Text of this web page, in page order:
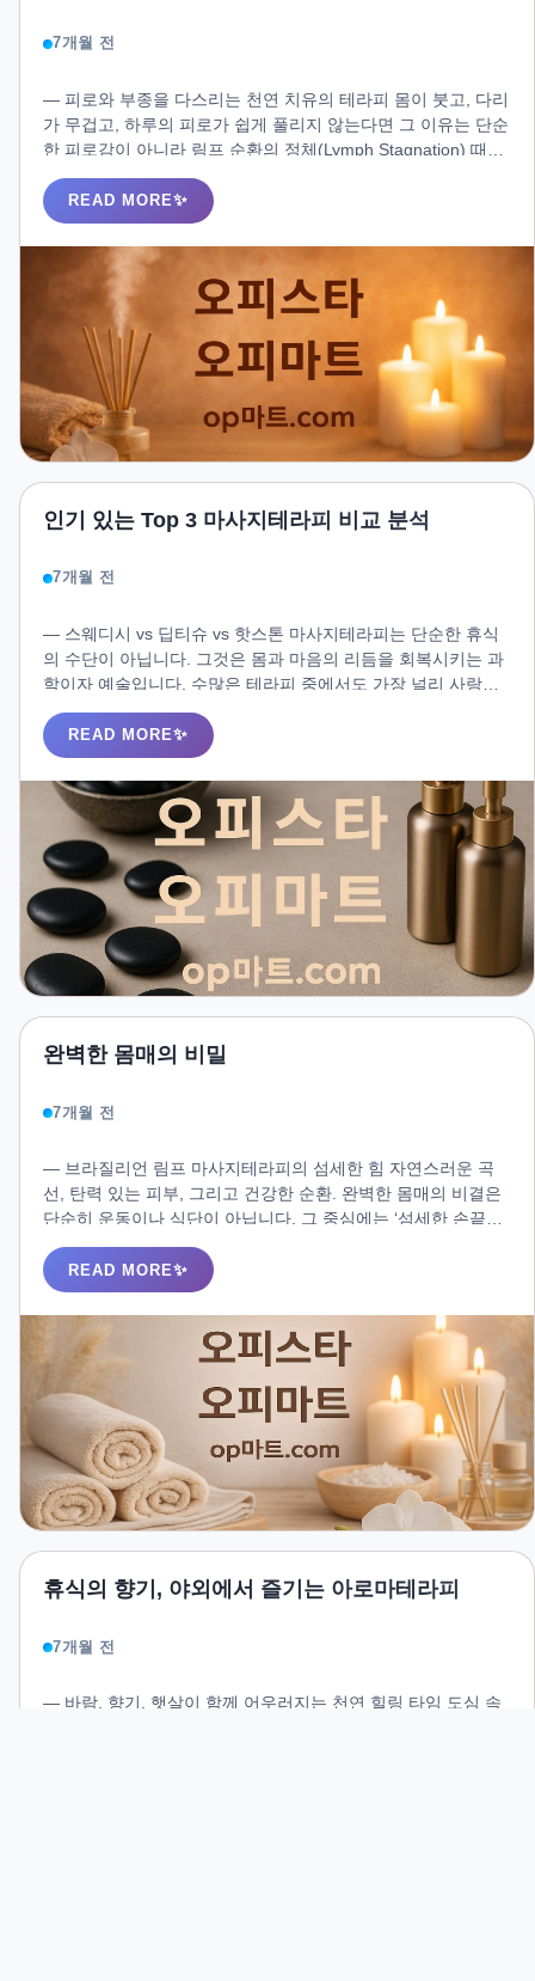
7개월 전
― 피로와 부종을 다스리는 천연 치유의 테라피 몸이 붓고, 다리
가 무겁고, 하루의 피로가 쉽게 풀리지 않는다면 그 이유는 단순
한 피로감이 아니라 림프 순환의 정체(Lymph Stagnation) 때문
일지도 모릅니다. 이때, 인체의 순환 시스템을 자극하고 노폐물
을 배출하는 가장 자연스럽고 효과적인 방법이 있습니다. 바로
**올리브 오일을 활용한 림프 배수 마사지테라피(Lymphatic
Drainage Massage)**입니다.
READ MORE
인기 있는 Top 3 마사지테라피 비교 분석
7개월 전
― 스웨디시 vs 딥티슈 vs 핫스톤 마사지테라피는 단순한 휴식
의 수단이 아닙니다. 그것은 몸과 마음의 리듬을 회복시키는 과
학이자 예술입니다. 수많은 테라피 중에서도 가장 널리 사랑받
는 세 가지 ― **스웨디시(Swedish), 딥티슈(Deep Tissue), 핫스
톤(Hot Stone)**은 각기 다른 기법과 목적을 가지고 있어, 자신
의 컨디션과 라이프스타일에 따라 적절한 선택이 중요합니다.
READ MORE
완벽한 몸매의 비밀
7개월 전
― 브라질리언 림프 마사지테라피의 섬세한 힘 자연스러운 곡
선, 탄력 있는 피부, 그리고 건강한 순환. 완벽한 몸매의 비결은
단순히 운동이나 식단이 아닙니다. 그 중심에는 ‘섬세한 손끝의
기술’, 바로 **브라질리언 림프 마사지테라피(Brazilian Lymph
Massage Therapy)**가 있습니다.
READ MORE
휴식의 향기, 야외에서 즐기는 아로마테라피
7개월 전
― 바람, 향기, 햇살이 함께 어우러지는 천연 힐링 타임 도심 속